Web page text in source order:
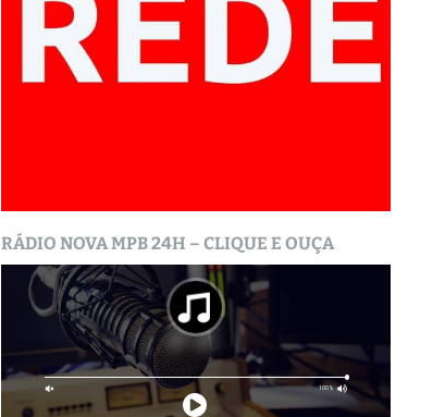
RÁDIO NOVA MPB 24H – CLIQUE E OUÇA